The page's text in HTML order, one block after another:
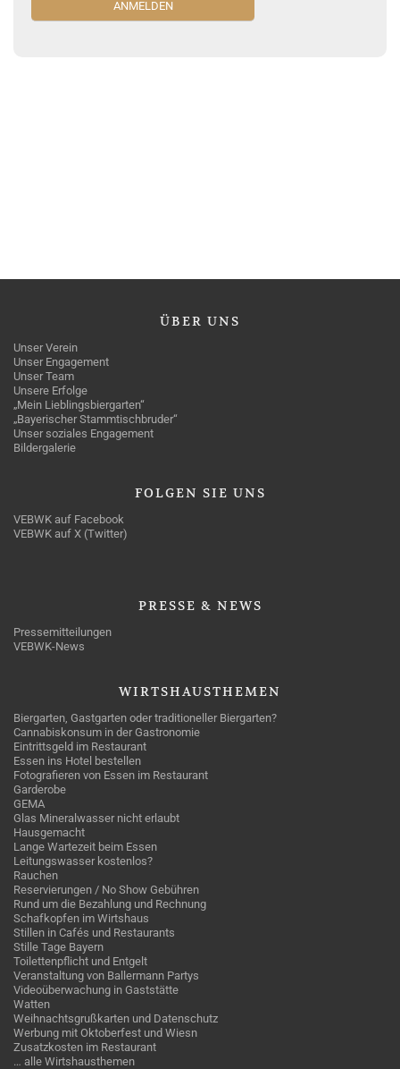
ÜBER UNS
Unser Verein
Unser Engagement
Unser Team
Unsere Erfolge
„Mein Lieblingsbiergarten“
„Bayerischer Stammtischbruder“
Unser soziales Engagement
Bildergalerie
FOLGEN SIE UNS
VEBWK auf Facebook
VEBWK auf X (Twitter)
PRESSE & NEWS
Pressemitteilungen
VEBWK-News
WIRTSHAUSTHEMEN
Biergarten, Gastgarten oder traditioneller Biergarten?
Cannabiskonsum in der Gastronomie
Eintrittsgeld im Restaurant
Essen ins Hotel bestellen
Fotografieren von Essen im Restaurant
Garderobe
GEMA
Glas Mineralwasser nicht erlaubt
Hausgemacht
Lange Wartezeit beim Essen
Leitungswasser kostenlos?
Rauchen
Reservierungen / No Show Gebühren
Rund um die Bezahlung und Rechnung
Schafkopfen im Wirtshaus
Stillen in Cafés und Restaurants
Stille Tage Bayern
Toilettenpflicht und Entgelt
Veranstaltung von Ballermann Partys
Videoüberwachung in Gaststätte
Watten
Weihnachtsgrußkarten und Datenschutz
Werbung mit Oktoberfest und Wiesn
Zusatzkosten im Restaurant
… alle Wirtshausthemen